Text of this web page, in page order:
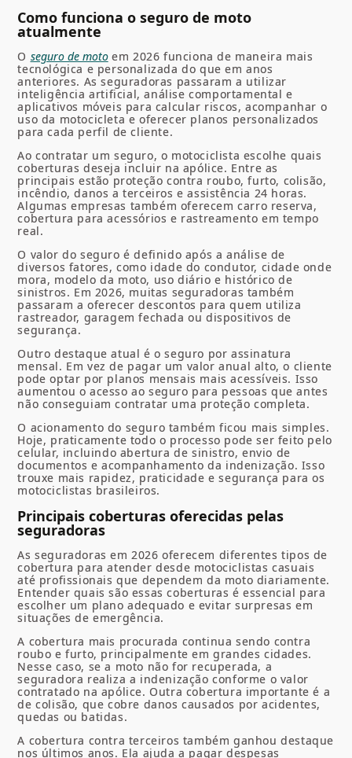
Como funciona o seguro de moto
atualmente
O seguro de motoem 2026 funciona de maneira mais
tecnológica e personalizada do que em anos
anteriores. As seguradoras passaram a utilizar
inteligência artificial, análise comportamental e
aplicativos móveis para calcular riscos, acompanhar o
uso da motocicleta e oferecer planos personalizados
para cada perfil de cliente.
Ao contratar um seguro, o motociclista escolhe quais
coberturas deseja incluir na apólice. Entre as
principais estão proteção contra roubo, furto, colisão,
incêndio, danos a terceiros e assistência 24 horas.
Algumas empresas também oferecem carro reserva,
cobertura para acessórios e rastreamento em tempo
real.
O valor do seguro é definido após a análise de
diversos fatores, como idade do condutor, cidade onde
mora, modelo da moto, uso diário e histórico de
sinistros. Em 2026, muitas seguradoras também
passaram a oferecer descontos para quem utiliza
rastreador, garagem fechada ou dispositivos de
segurança.
Outro destaque atual é o seguro por assinatura
mensal. Em vez de pagar um valor anual alto, o cliente
pode optar por planos mensais mais acessíveis. Isso
aumentou o acesso ao seguro para pessoas que antes
não conseguiam contratar uma proteção completa.
O acionamento do seguro também ficou mais simples.
Hoje, praticamente todo o processo pode ser feito pelo
celular, incluindo abertura de sinistro, envio de
documentos e acompanhamento da indenização. Isso
trouxe mais rapidez, praticidade e segurança para os
motociclistas brasileiros.
Principais coberturas oferecidas pelas
seguradoras
As seguradoras em 2026 oferecem diferentes tipos de
cobertura para atender desde motociclistas casuais
até profissionais que dependem da moto diariamente.
Entender quais são essas coberturas é essencial para
escolher um plano adequado e evitar surpresas em
situações de emergência.
A cobertura mais procurada continua sendo contra
roubo e furto, principalmente em grandes cidades.
Nesse caso, se a moto não for recuperada, a
seguradora realiza a indenização conforme o valor
contratado na apólice. Outra cobertura importante é a
de colisão, que cobre danos causados por acidentes,
quedas ou batidas.
A cobertura contra terceiros também ganhou destaque
nos últimos anos. Ela ajuda a pagar despesas